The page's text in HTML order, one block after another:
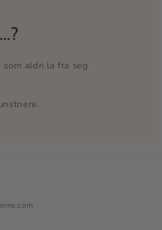
som aldri la fra seg